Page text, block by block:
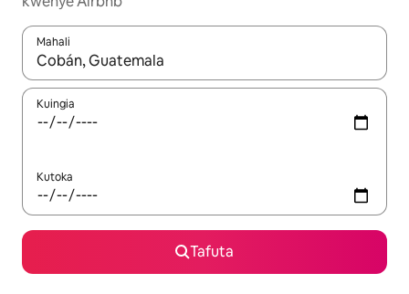
Mahali
Wakati matokeo yanapatikana, vinjari kwa kutumia vitufe vya
Kuingia
Kutoka
Tafuta